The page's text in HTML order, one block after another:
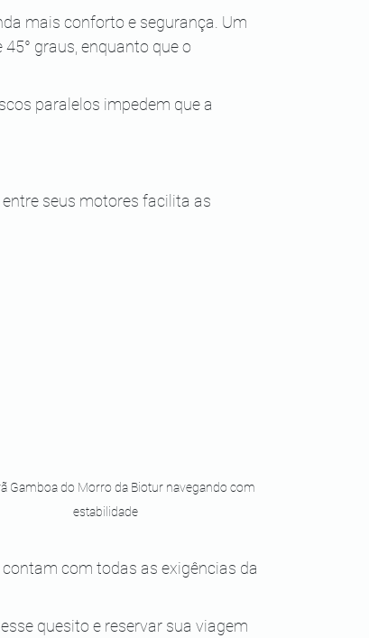
mais conforto e segurança. Um
graus, enquanto que o
paralelos impedem que a
seus motores facilita as
Gamboa do Morro da Biotur navegando com
estabilidade
contam com todas as exigências da
quesito e reservar sua viagem